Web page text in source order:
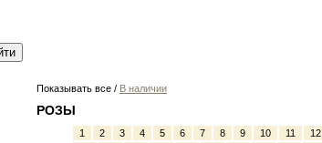
Показывать все / В наличии
РОЗЫ
1 2 3 4 5 6 7 8 9 10 11 12